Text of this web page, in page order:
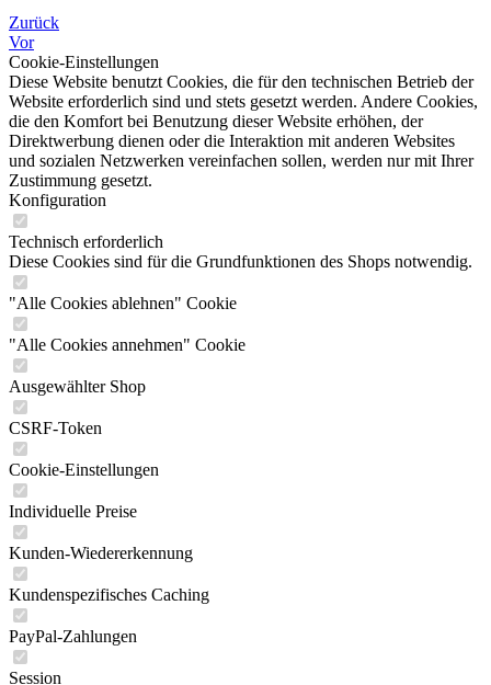
Zurück
Vor
Cookie-Einstellungen
Diese Website benutzt Cookies, die für den technischen Betrieb der
Website erforderlich sind und stets gesetzt werden. Andere Cookies,
die den Komfort bei Benutzung dieser Website erhöhen, der
Direktwerbung dienen oder die Interaktion mit anderen Websites
und sozialen Netzwerken vereinfachen sollen, werden nur mit Ihrer
Zustimmung gesetzt.
Konfiguration
Technisch erforderlich
Diese Cookies sind für die Grundfunktionen des Shops notwendig.
"Alle Cookies ablehnen" Cookie
"Alle Cookies annehmen" Cookie
Ausgewählter Shop
CSRF-Token
Cookie-Einstellungen
Individuelle Preise
Kunden-Wiedererkennung
Kundenspezifisches Caching
PayPal-Zahlungen
Session